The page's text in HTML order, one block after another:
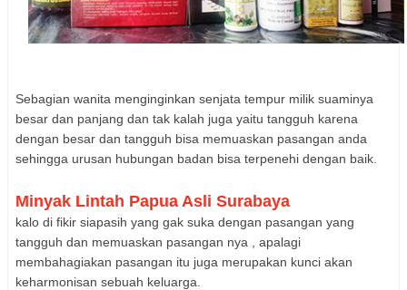
Sebagian wanita menginginkan senjata tempur milik suaminya
besar dan panjang dan tak kalah juga yaitu tangguh karena
dengan besar dan tangguh bisa memuaskan pasangan anda
sehingga urusan hubungan badan bisa terpenehi dengan baik.
Minyak Lintah Papua Asli Surabaya
kalo di fikir siapasih yang gak suka dengan pasangan yang
tangguh dan memuaskan pasangan nya , apalagi
membahagiakan pasangan itu juga merupakan kunci akan
keharmonisan sebuah keluarga.